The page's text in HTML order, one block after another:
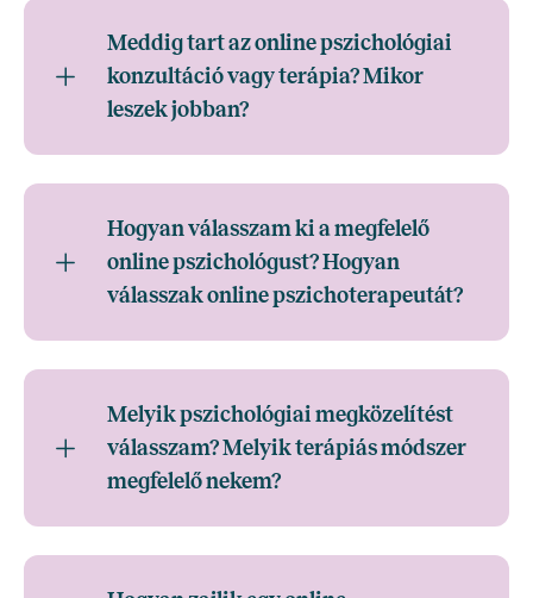
Meddig tart az online pszichológiai
konzultáció vagy terápia? Mikor
leszek jobban?
Hogyan válasszam ki a megfelelő
online pszichológust? Hogyan
válasszak online pszichoterapeutát?
Melyik pszichológiai megközelítést
válasszam? Melyik terápiás módszer
megfelelő nekem?